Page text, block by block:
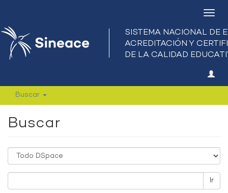
Buscar
Buscar
Ir